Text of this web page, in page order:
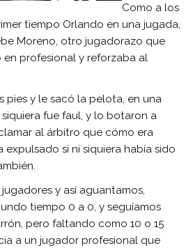
Como a los
tiempo Orlando en una jugada,
Moreno, otro jugadorazo que
profesional y reforzaba al
pies y le sacó la pelota, en una
fue faul, y lo botaron a
al árbitro que cómo era
si ni siquiera había sido
y así aguantamos,
tiempo 0 a 0, y seguíamos
pero faltando como 10 o 15
a un jugador profesional que